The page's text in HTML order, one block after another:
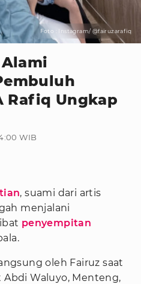
Foto : Instagram/ @fairuzarafiq
Rafiq Ungkap
WIB
, suami dari artis
menjalani
penyempitan
oleh Fairuz saat
Waluyo, Menteng,